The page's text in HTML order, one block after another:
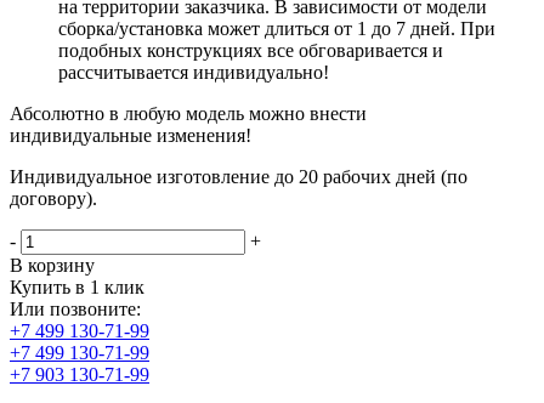
на территории заказчика. В зависимости от модели
сборка/установка может длиться от 1 до 7 дней. При
подобных конструкциях все обговаривается и
рассчитывается индивидуально!
Абсолютно в любую модель можно внести
индивидуальные изменения!
Индивидуальное изготовление до 20 рабочих дней (по
договору).
-
+
В корзину
Купить в 1 клик
Или позвоните:
+7 499 130-71-99
+7 499 130-71-99
+7 903 130-71-99